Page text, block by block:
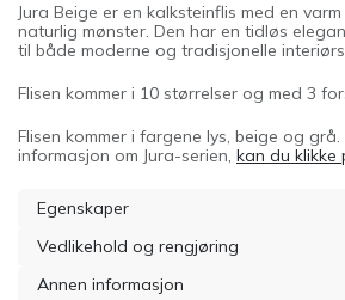
Jura Beige er en kalksteinflis med en
naturlig mønster. Den har en tidløs
til både moderne og tradisjonelle
Flisen kommer i 10 størrelser og med 3
Flisen kommer i fargene lys, beige og
informasjon om Jura-serien, kan du klikke
Egenskaper
Vedlikehold og rengjøring
Annen informasjon